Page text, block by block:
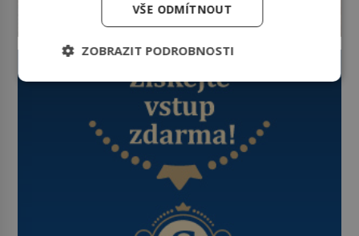
VŠE ODMÍTNOUT
ZOBRAZIT PODROBNOSTI